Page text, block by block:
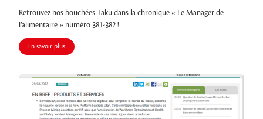
Retrouvez nos bouchées Taku dans la chronique « Le Manager de
l’alimentaire » numéro 381-382 !
En savoir plus